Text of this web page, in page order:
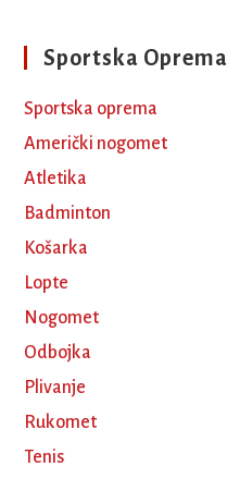
Sportska Oprema
Sportska oprema
Američki nogomet
Atletika
Badminton
Košarka
Lopte
Nogomet
Odbojka
Plivanje
Rukomet
Tenis